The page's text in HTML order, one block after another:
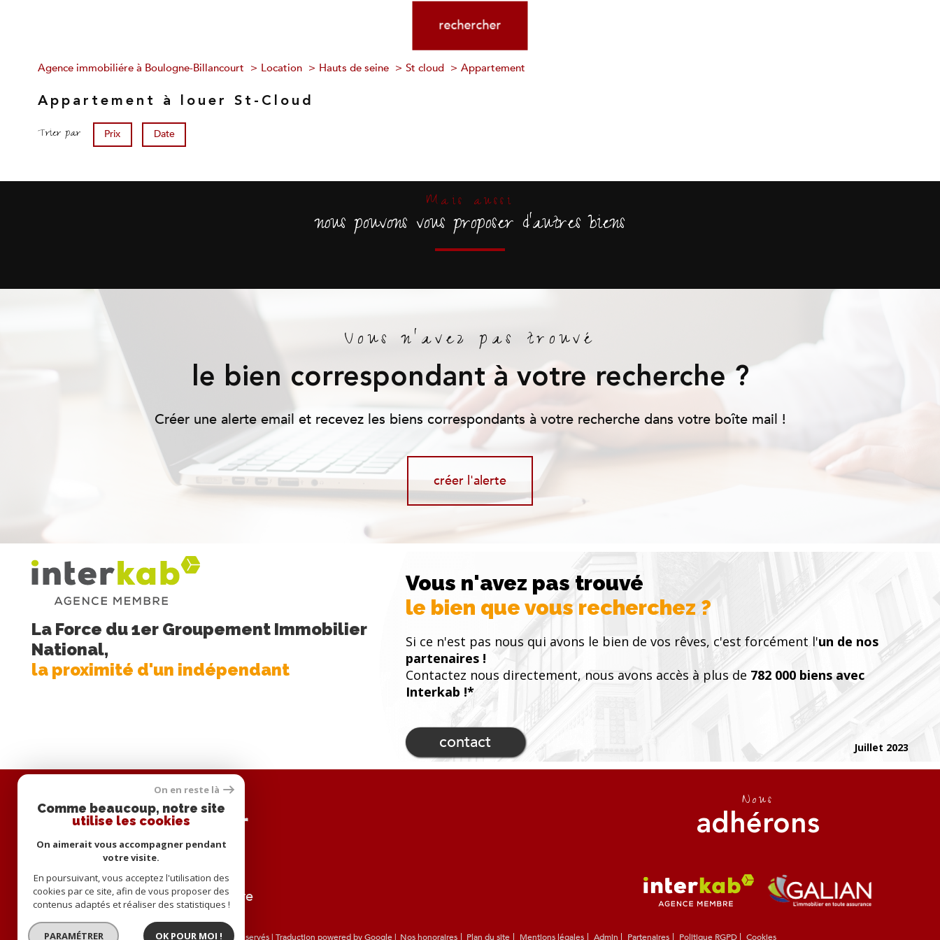
rechercher
Agence immobiliére à Boulogne-Billancourt Location Hauts de seine St cloud Appartement
Appartement à louer St-Cloud
Trier par Prix Date
Mais aussi
nous pouvons vous proposer d'autres biens
Vous n'avez pas trouvé
le bien correspondant à votre recherche ?
Créer une alerte email et recevez les biens correspondants à votre recherche dans votre boîte mail !
créer l'alerte
La Force du 1er Groupement Immobilier
National,
la proximité d'un indépendant
Vous n'avez pas trouvé
le bien que vous recherchez ?
Si ce n'est pas nous qui avons le bien de vos rêves, c'est forcément l'un de nos
partenaires !
Contactez nous directement, nous avons accès à plus de 782 000 biens avec
Interkab !*
contact Juillet 2023
Se
connecter
espace propriétaire
Nous
adhérons
© 2026 | Tous droits réservés | Traduction powered by Google | Nos honoraires Plan du site Mentions légales Admin Partenaires Politique RGPD Cookies
On en reste là
Comme beaucoup, notre site
utilise les cookies
On aimerait vous accompagner pendant
votre visite.
En poursuivant, vous acceptez l'utilisation des
cookies par ce site, afin de vous proposer des
contenus adaptés et réaliser des statistiques !
PARAMÉTRER OK POUR MOI !